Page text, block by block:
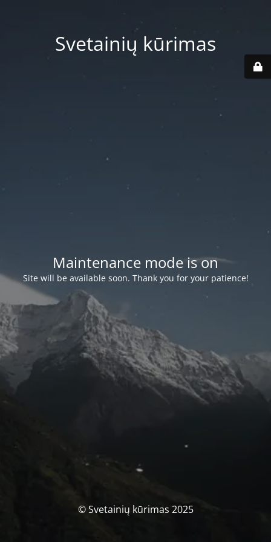
Svetainių kūrimas
Maintenance mode is on
Site will be available soon. Thank you for your patience!
© Svetainių kūrimas 2025